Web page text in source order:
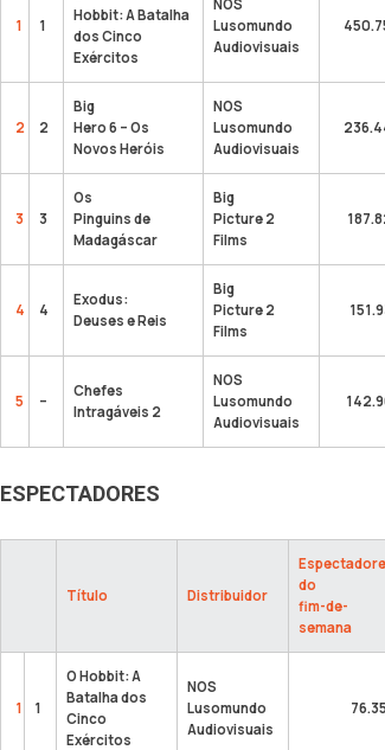
1 1
Hobbit: A Batalha
dos Cinco
Exércitos
NOS
Lusomundo
Audiovisuais
2 2
Big
Hero 6 – Os
Novos Heróis
NOS
Lusomundo
Audiovisuais
3 3
Os
Pinguins de
Madagáscar
Big
Picture 2
Films
4 4
Exodus:
Deuses e Reis
Big
Picture 2
Films
5 –
Chefes
Intragáveis 2
NOS
Lusomundo
Audiovisuais
ESPECTADORES
Título Distribuidor
do
fim-de-
semana
1 1
O Hobbit: A
Batalha dos
Cinco
Exércitos
NOS
Lusomundo
Audiovisuais